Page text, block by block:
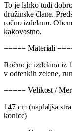
To je lahko tudi
družinske člane.
ročno izdelano.
kakovostno.
===== Materiali
Ročno je izdelana iz
v odtenkih zelene,
===== Velikost /
147 cm (najdaljša
konice)